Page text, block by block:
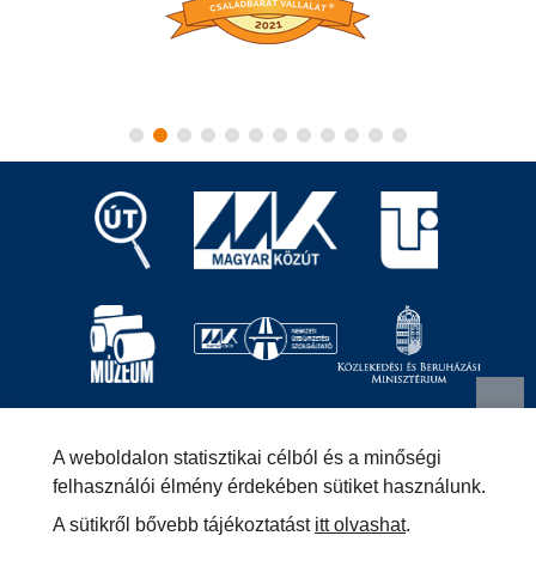
1024 Budapest, Fényes
Elek utca 7-13.
+36 (1) 819-9000 info@kozut.hu
MKNZRT (KRID: 153207128) Hivatali Kapu
A weboldalon statisztikai célból és a minőségi
felhasználói élmény érdekében sütiket használunk.
A sütikről bővebb tájékoztatást itt olvashat.